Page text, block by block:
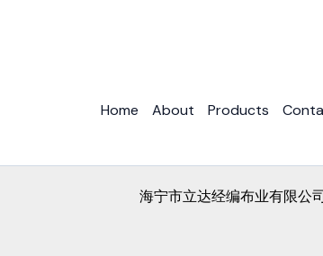
Home About Products
海宁市立达经编布业有限公